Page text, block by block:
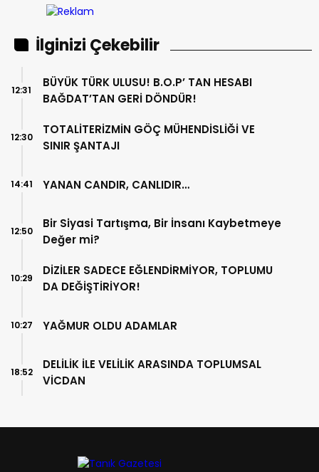
İlginizi Çekebilir
BÜYÜK TÜRK ULUSU! B.O.P’ TAN HESABI
BAĞDAT’TAN GERİ DÖNDÜR!
12:31
TOTALİTERİZMİN GÖÇ MÜHENDİSLİĞİ VE
SINIR ŞANTAJI
12:30
YANAN CANDIR, CANLIDIR…
14:41
Bir Siyasi Tartışma, Bir İnsanı Kaybetmeye
Değer mi?
12:50
DİZİLER SADECE EĞLENDİRMİYOR, TOPLUMU
DA DEĞİŞTİRİYOR!
10:29
YAĞMUR OLDU ADAMLAR
10:27
DELİLİK İLE VELİLİK ARASINDA TOPLUMSAL
VİCDAN
18:52